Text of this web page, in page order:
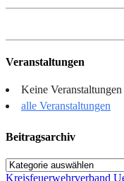
Veranstaltungen
Keine Veranstaltungen
alle Veranstaltungen
Beitragsarchiv
Beitragsarchiv
Kreisfeuerwehrverband